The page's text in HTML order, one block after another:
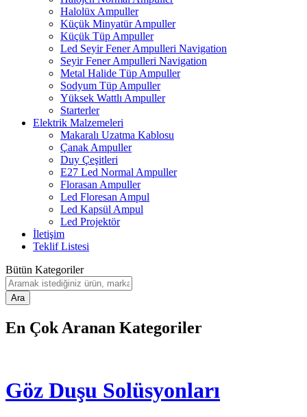
Halolüx Ampuller
Küçük Minyatür Ampuller
Küçük Tüp Ampuller
Led Seyir Fener Ampulleri Navigation
Seyir Fener Ampulleri Navigation
Metal Halide Tüp Ampuller
Sodyum Tüp Ampuller
Yüksek Wattlı Ampuller
Starterler
Elektrik Malzemeleri
Makaralı Uzatma Kablosu
Çanak Ampuller
Duy Çeşitleri
E27 Led Normal Ampuller
Florasan Ampuller
Led Floresan Ampul
Led Kapsül Ampul
Led Projektör
İletişim
Teklif Listesi
Bütün Kategoriler
Ara
En Çok Aranan Kategoriler
Göz Duşu Solüsyonları